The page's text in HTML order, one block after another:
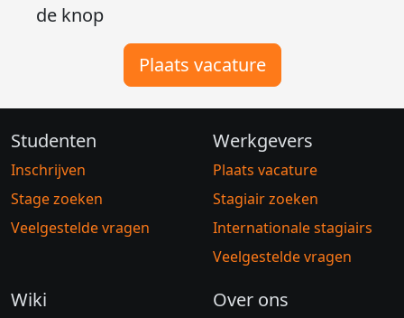
de knop
Plaats vacature
Studenten
Inschrijven
Stage zoeken
Veelgestelde vragen
Werkgevers
Plaats vacature
Stagiair zoeken
Internationale stagiairs
Veelgestelde vragen
Wiki Over ons